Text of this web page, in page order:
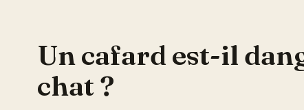
Un cafard est-il
chat ?